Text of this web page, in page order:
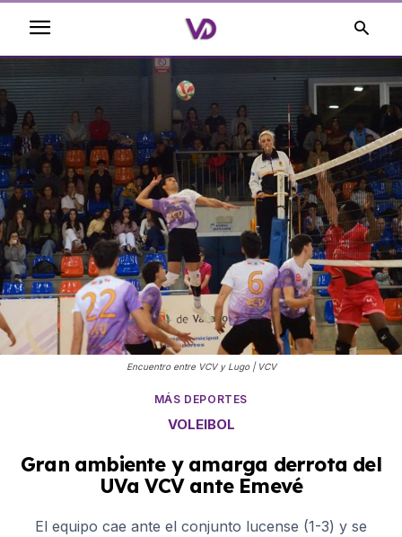
Encuentro entre VCV y Lugo | VCV
MÁS DEPORTES
VOLEIBOL
Gran ambiente y amarga derrota del
UVa VCV ante Emevé
El equipo cae ante el conjunto lucense (1-3) y se